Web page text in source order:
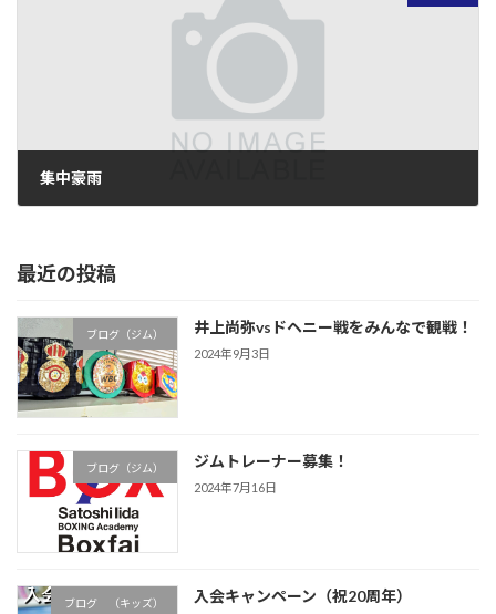
集中豪雨
最近の投稿
ブログ（ジム） 井上尚弥vsドヘニー戦をみんなで観戦！
2024年9月3日
ブログ（ジム） ジムトレーナー募集！
2024年7月16日
ブログ （キッズ） 入会キャンペーン（祝20周年）